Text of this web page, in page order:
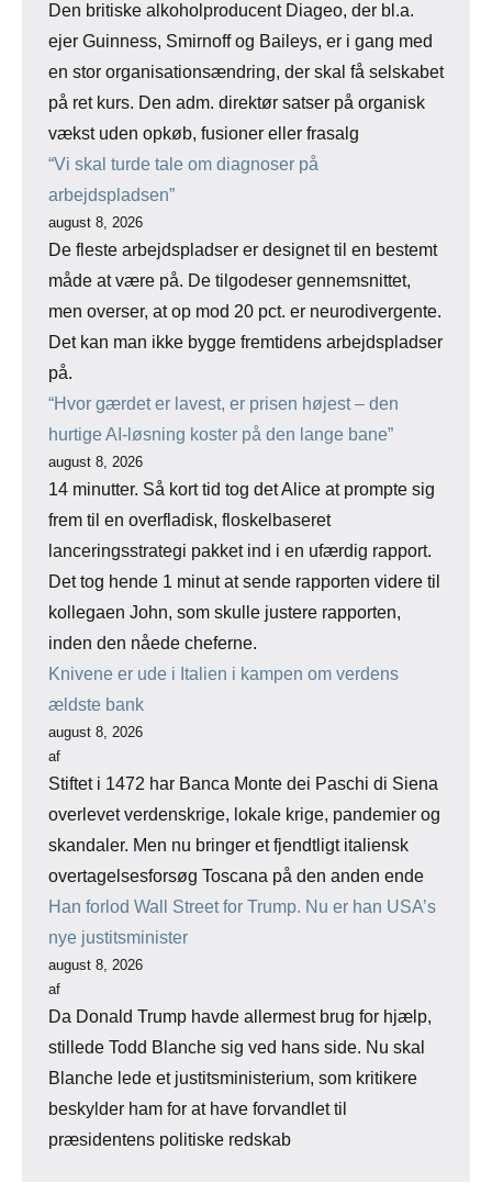
Den britiske alkoholproducent Diageo, der bl.a.
ejer Guinness, Smirnoff og Baileys, er i gang med
en stor organisationsændring, der skal få selskabet
på ret kurs. Den adm. direktør satser på organisk
vækst uden opkøb, fusioner eller frasalg
“Vi skal turde tale om diagnoser på
arbejdspladsen”
august 8, 2026
De fleste arbejdspladser er designet til en bestemt
måde at være på. De tilgodeser gennemsnittet,
men overser, at op mod 20 pct. er neurodivergente.
Det kan man ikke bygge fremtidens arbejdspladser
på.
“Hvor gærdet er lavest, er prisen højest – den
hurtige AI-løsning koster på den lange bane”
august 8, 2026
14 minutter. Så kort tid tog det Alice at prompte sig
frem til en overfladisk, floskelbaseret
lanceringsstrategi pakket ind i en ufærdig rapport.
Det tog hende 1 minut at sende rapporten videre til
kollegaen John, som skulle justere rapporten,
inden den nåede cheferne.
Knivene er ude i Italien i kampen om verdens
ældste bank
august 8, 2026
af
Stiftet i 1472 har Banca Monte dei Paschi di Siena
overlevet verdenskrige, lokale krige, pandemier og
skandaler. Men nu bringer et fjendtligt italiensk
overtagelsesforsøg Toscana på den anden ende
Han forlod Wall Street for Trump. Nu er han USA’s
nye justitsminister
august 8, 2026
af
Da Donald Trump havde allermest brug for hjælp,
stillede Todd Blanche sig ved hans side. Nu skal
Blanche lede et justitsministerium, som kritikere
beskylder ham for at have forvandlet til
præsidentens politiske redskab